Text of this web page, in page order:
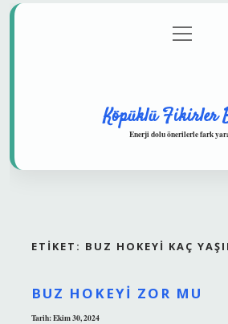
Gizlilik Politikası
menüyü
aç
Köpüklü Fikirler
Enerji dolu önerilerle fark
ETIKET: BUZ HOKEYI KAÇ
BUZ HOKEYI ZOR MU
Tarih: Ekim 30, 2024